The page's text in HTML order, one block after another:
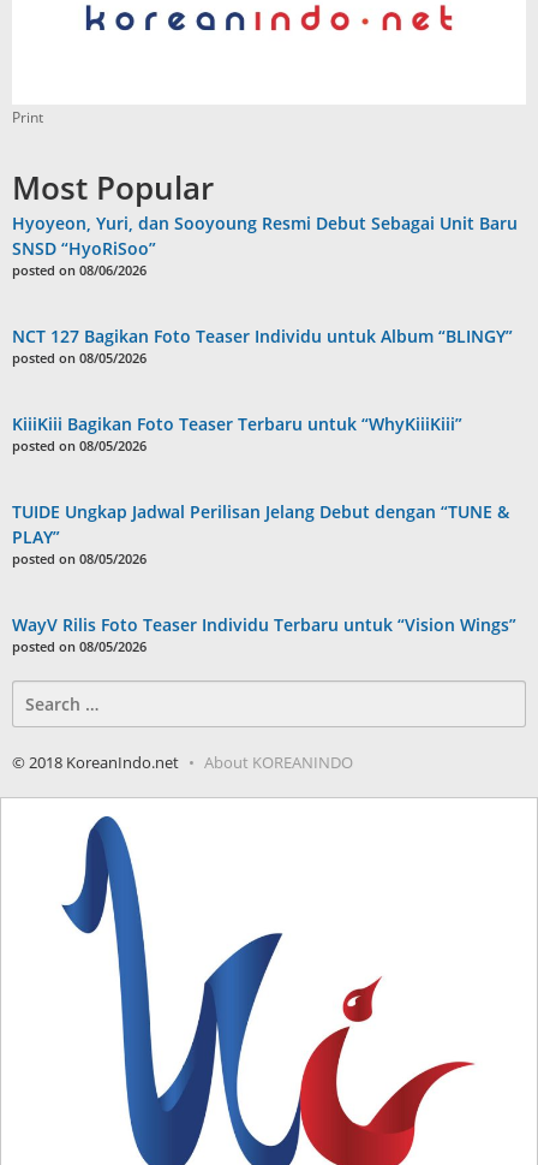
Print
Most Popular
Hyoyeon, Yuri, dan Sooyoung Resmi Debut Sebagai Unit Baru
SNSD “HyoRiSoo”
posted on 08/06/2026
NCT 127 Bagikan Foto Teaser Individu untuk Album “BLINGY”
posted on 08/05/2026
KiiiKiii Bagikan Foto Teaser Terbaru untuk “WhyKiiiKiii”
posted on 08/05/2026
TUIDE Ungkap Jadwal Perilisan Jelang Debut dengan “TUNE &
PLAY”
posted on 08/05/2026
WayV Rilis Foto Teaser Individu Terbaru untuk “Vision Wings”
posted on 08/05/2026
for:
© 2018 KoreanIndo.net About KOREANINDO